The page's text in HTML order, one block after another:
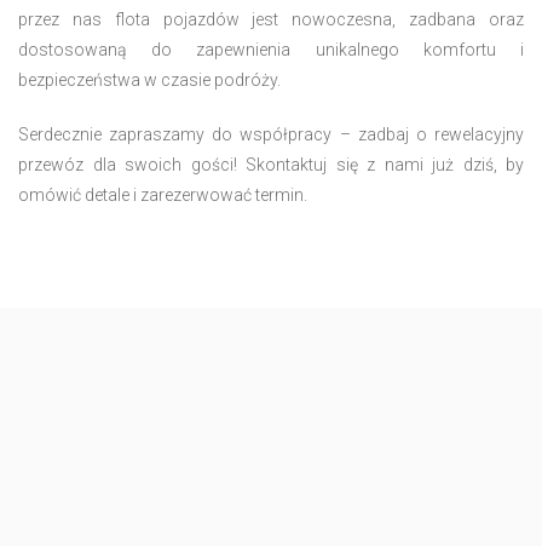
przez nas flota pojazdów jest nowoczesna, zadbana oraz
dostosowaną do zapewnienia unikalnego komfortu i
bezpieczeństwa w czasie podróży.
Serdecznie zapraszamy do współpracy – zadbaj o rewelacyjny
przewóz dla swoich gości! Skontaktuj się z nami już dziś, by
omówić detale i zarezerwować termin.